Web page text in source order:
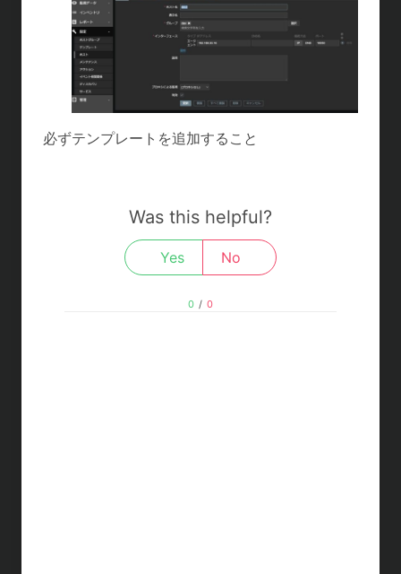
必ずテンプレートを追加すること
Was this helpful?
Yes No
0 / 0